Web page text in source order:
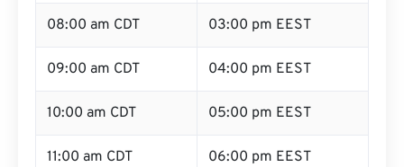
08:00 am CDT 03:00 pm EEST
09:00 am CDT 04:00 pm EEST
10:00 am CDT 05:00 pm EEST
11:00 am CDT 06:00 pm EEST